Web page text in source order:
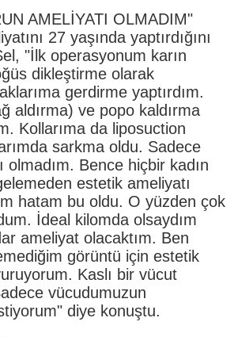
AMELİYATI OLMADIM"
27 yaşında yaptırdığını
"İlk operasyonum karın
dikleştirme olarak
gerdirme yaptırdım.
aldırma) ve popo kaldırma
Kollarıma da liposuction
sarkma oldu. Sadece
olmadım. Bence hiçbir kadın
estetik ameliyatı
hatam bu oldu. O yüzden çok
İdeal kilomda olsaydım
ameliyat olacaktım. Ben
görüntü için estetik
Kaslı bir vücut
vücudumuzun
diye konuştu.